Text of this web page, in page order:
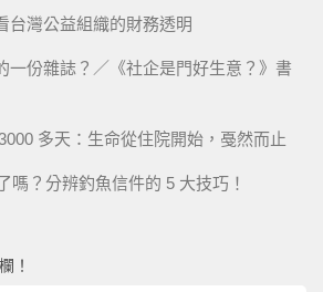
台灣公益組織的財務透明
一份雜誌？／《社企是門好生意？》書
多天：生命從住院開始，戞然而止
嗎？分辨釣魚信件的 5 大技巧！
！